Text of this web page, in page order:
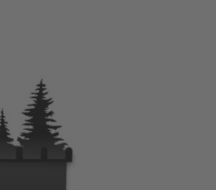
Zum
Merkzettel
hinzufügen